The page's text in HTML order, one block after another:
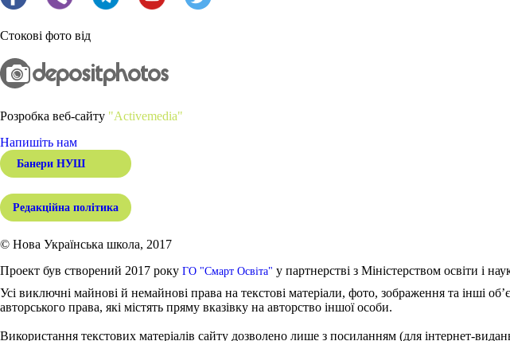
Стокові фото від
Розробка веб-сайту "Activemedia"
Напишіть нам
Банери НУШ
Редакційна політика
© Нова Українська школа, 2017
Проект був створений 2017 року ГО "Смарт Освіта" у партнерстві з Міністерством освіти і
Усі виключні майнові й немайнові права на текстові матеріали, фото, зображення та інші
авторського права, які містять пряму вказівку на авторство іншої особи.
Використання текстових матеріалів сайту дозволено лише з посиланням (для інтернет-